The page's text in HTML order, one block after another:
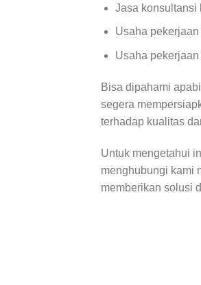
Jasa konsultansi
Usaha
Usaha
Bisa dipahami
segera
terhadap kualitas
Untuk mengetahui
menghubungi kami
memberikan solusi